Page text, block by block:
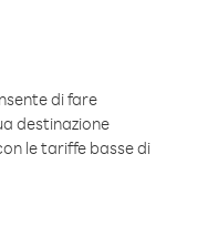
di fare
destinazione
le tariffe basse di